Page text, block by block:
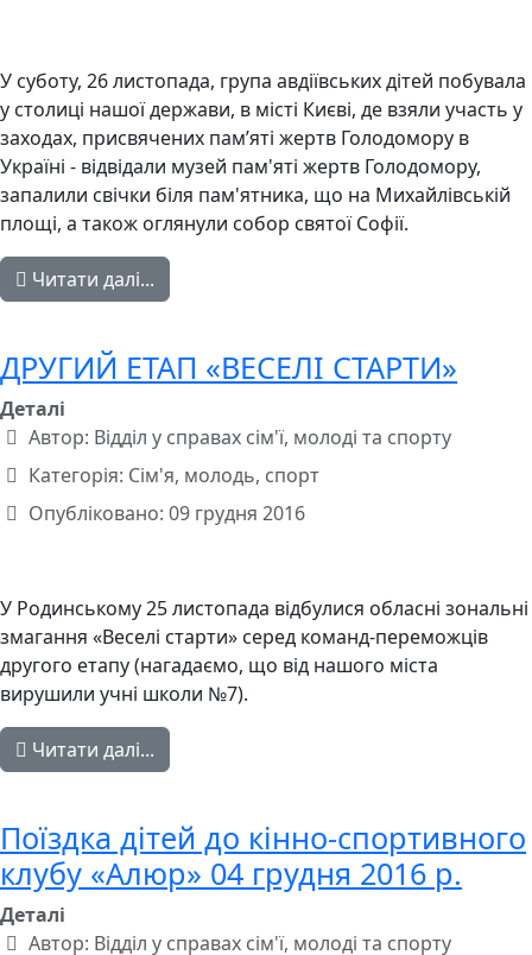
У суботу, 26 листопада, група авдіївських дітей побувала
у столиці нашої держави, в місті Києві, де взяли участь у
заходах, присвячених пам’яті жертв Голодомору в
Україні - відвідали музей пам'яті жертв Голодомору,
запалили свічки біля пам'ятника, що на Михайлівській
площі, а також оглянули собор святої Софії.
Читати далі...
ДРУГИЙ ЕТАП «ВЕСЕЛІ СТАРТИ»
Деталі
Автор: Відділ у справах сім'ї, молоді та спорту
Категорія: Сім'я, молодь, спорт
Опубліковано: 09 грудня 2016
У Родинському 25 листопада відбулися обласні зональні
змагання «Веселі старти» серед команд-переможців
другого етапу (нагадаємо, що від нашого міста
вирушили учні школи №7).
Читати далі...
Поїздка дітей до кінно-спортивного
клубу «Алюр» 04 грудня 2016 р.
Деталі
Автор: Відділ у справах сім'ї, молоді та спорту